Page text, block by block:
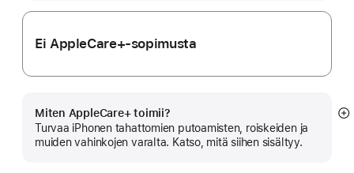
Ei AppleCare+-sopimusta
Miten AppleCare+ toimii?
Turvaa iPhonen tahattomien putoamisten, roiskeiden ja
muiden vahinkojen varalta. Katso, mitä siihen sisältyy.